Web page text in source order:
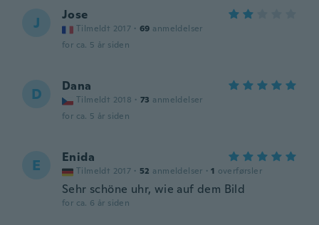
J Jose
Tilmeldt 2017 · 69 anmeldelser
for ca. 5 år siden
D Dana
Tilmeldt 2018 · 73 anmeldelser
for ca. 5 år siden
E Enida
Tilmeldt 2017 · 52 anmeldelser · 1 overførsler
Sehr schöne uhr, wie auf dem Bild
for ca. 6 år siden